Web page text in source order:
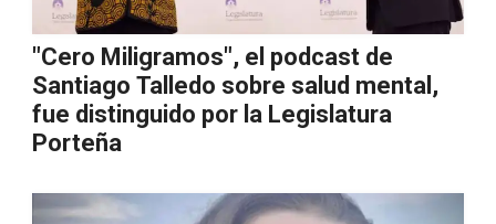
"Cero Miligramos", el podcast de
Santiago Talledo sobre salud mental,
fue distinguido por la Legislatura
Porteña